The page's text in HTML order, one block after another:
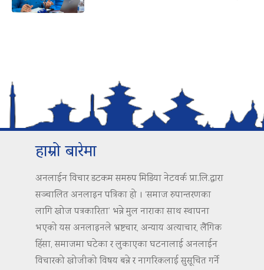
हाम्रो बारेमा
अनलाईन विचार डटकम समरुप मिडिया नेटवर्क प्रा.लि.द्वारा
सञ्चालित अनलाइन पत्रिका हो । ‘समाज रुपान्तरणका
लागि खोज पत्रकारिता’ भन्ने मुल नाराका साथ स्थापना
भएको यस अनलाइनले भ्रष्टचार, अन्याय अत्याचार, लैंगिक
हिंसा, समाजमा घटेका र लुकाएका घटनालाई अनलाईन
विचारको खोजीको विषय बन्ने र नागरिकलाई सुसूचित गर्ने